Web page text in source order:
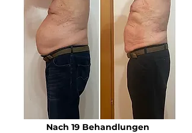
Nach 19 Behandlungen